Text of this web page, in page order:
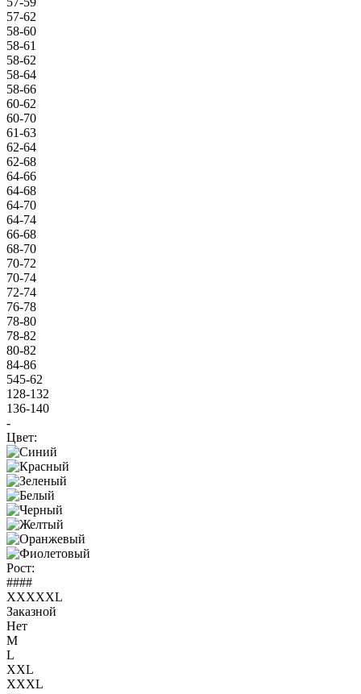
57-62
58-60
58-61
58-62
58-64
58-66
60-62
60-70
61-63
62-64
62-68
64-66
64-68
64-70
64-74
66-68
68-70
70-72
70-74
72-74
76-78
78-80
78-82
80-82
84-86
545-62
128-132
136-140
-
Цвет:
Рост:
####
XXXXXL
Заказной
Нет
M
L
XXL
XXXL